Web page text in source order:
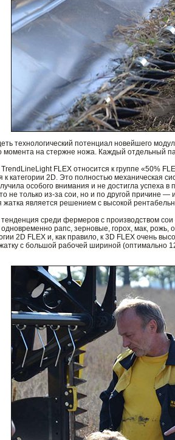
технологический потенциал новейшего
момента на стержне ножа. Каждый отдельный
FLEX относится к группе «50%
к категории 2D. Это полностью механическая
особого внимания и не достигла успеха
не только из-за сои, но и по другой причине
жатка является решением с высокой
среди фермеров с производством
рапс, зерновые, горох, мак,
2D FLEX и, как правило, к 3D FLEX очень
с большой рабочей шириной (оптимально